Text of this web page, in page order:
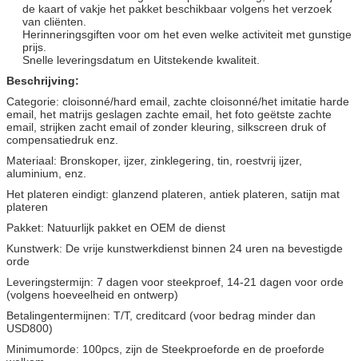
de kaart of vakje het pakket beschikbaar volgens het verzoek
van cliënten.
Herinneringsgiften voor om het even welke activiteit met gunstige
prijs.
Snelle leveringsdatum en Uitstekende kwaliteit.
Beschrijving:
Categorie: cloisonné/hard email, zachte cloisonné/het imitatie harde
email, het matrijs geslagen zachte email, het foto geëtste zachte
email, strijken zacht email of zonder kleuring, silkscreen druk of
compensatiedruk enz.
Materiaal: Bronskoper, ijzer, zinklegering, tin, roestvrij ijzer,
aluminium, enz.
Het plateren eindigt: glanzend plateren, antiek plateren, satijn mat
plateren
Pakket: Natuurlijk pakket en OEM de dienst
Kunstwerk: De vrije kunstwerkdienst binnen 24 uren na bevestigde
orde
Leveringstermijn: 7 dagen voor steekproef, 14-21 dagen voor orde
(volgens hoeveelheid en ontwerp)
Betalingentermijnen: T/T, creditcard (voor bedrag minder dan
USD800)
Minimumorde: 100pcs, zijn de Steekproeforde en de proeforde